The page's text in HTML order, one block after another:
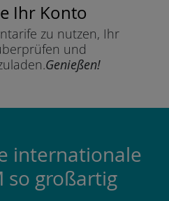
Ihr Konto
zu nutzen, Ihr
und
Genießen!
internationale
so großartig